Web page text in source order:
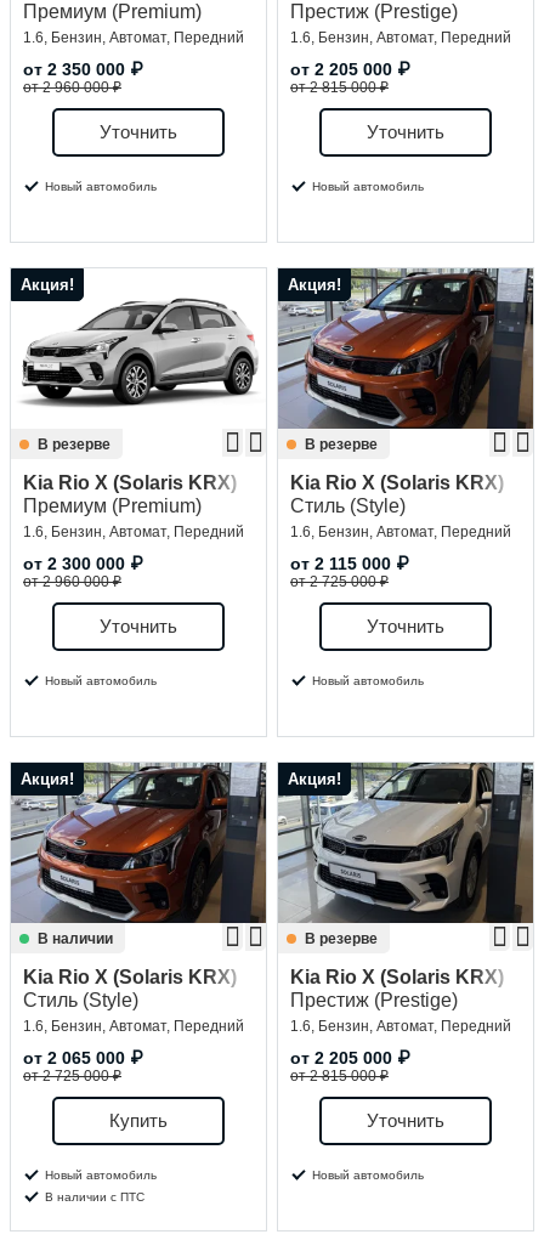
Премиум (Premium)
1.6, Бензин, Автомат, Передний
от 2 350 000 ₽
от 2 960 000 ₽
Уточнить
Новый автомобиль
Престиж (Prestige)
1.6, Бензин, Автомат, Передний
от 2 205 000 ₽
от 2 815 000 ₽
Уточнить
Новый автомобиль
Акция!
В резерве
Kia Rio X (Solaris KRX)
Премиум (Premium)
1.6, Бензин, Автомат, Передний
от 2 300 000 ₽
от 2 960 000 ₽
Уточнить
Новый автомобиль
Акция!
В резерве
Kia Rio X (Solaris KRX)
Стиль (Style)
1.6, Бензин, Автомат, Передний
от 2 115 000 ₽
от 2 725 000 ₽
Уточнить
Новый автомобиль
Акция!
В наличии
Kia Rio X (Solaris KRX)
Стиль (Style)
1.6, Бензин, Автомат, Передний
от 2 065 000 ₽
от 2 725 000 ₽
Купить
Новый автомобиль
В наличии с ПТС
Акция!
В резерве
Kia Rio X (Solaris KRX)
Престиж (Prestige)
1.6, Бензин, Автомат, Передний
от 2 205 000 ₽
от 2 815 000 ₽
Уточнить
Новый автомобиль